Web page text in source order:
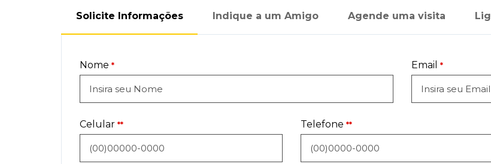
Solicite Informações Indique a um Amigo Agende uma visita
Nome * Email *
Celular ** Telefone **